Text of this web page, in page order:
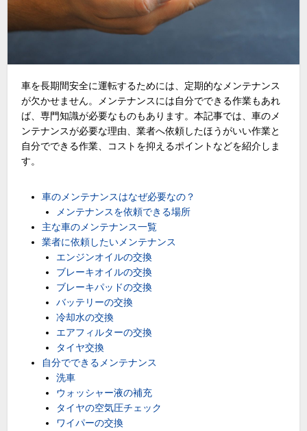
車を長期間安全に運転するためには、定期的なメンテナンス
が欠かせません。メンテナンスには自分でできる作業もあれ
ば、専門知識が必要なものもあります。本記事では、車のメ
ンテナンスが必要な理由、業者へ依頼したほうがいい作業と
自分でできる作業、コストを抑えるポイントなどを紹介しま
す。
車のメンテナンスはなぜ必要なの？
メンテナンスを依頼できる場所
主な車のメンテナンス一覧
業者に依頼したいメンテナンス
エンジンオイルの交換
ブレーキオイルの交換
ブレーキパッドの交換
バッテリーの交換
冷却水の交換
エアフィルターの交換
タイヤ交換
自分でできるメンテナンス
洗車
ウォッシャー液の補充
タイヤの空気圧チェック
ワイパーの交換